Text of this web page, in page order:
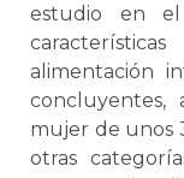
estudio en el
alimentación
mujer de unos
otras